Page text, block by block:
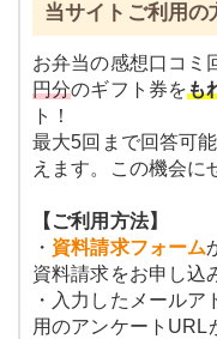
当サイトご利用の
お弁当の感想口コミ
円分のギフト券をも
ト！
最大5回まで回答可
えます。この機会に
【ご利用方法】
・ 資料請求フォーム
資料請求をお申し込
・入力したメール
用のアンケートURL